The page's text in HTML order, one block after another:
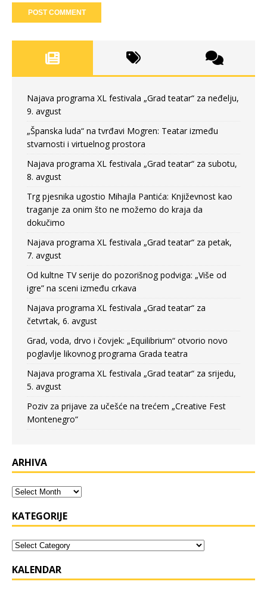
Najava programa XL festivala „Grad teatar“ za neđelju,
9. avgust
„Španska luda“ na tvrđavi Mogren: Teatar između
stvarnosti i virtuelnog prostora
Najava programa XL festivala „Grad teatar“ za subotu,
8. avgust
Trg pjesnika ugostio Mihajla Pantića: Književnost kao
traganje za onim što ne možemo do kraja da
dokučimo
Najava programa XL festivala „Grad teatar“ za petak,
7. avgust
Od kultne TV serije do pozorišnog podviga: „Više od
igre” na sceni između crkava
Najava programa XL festivala „Grad teatar“ za
četvrtak, 6. avgust
Grad, voda, drvo i čovjek: „Equilibrium“ otvorio novo
poglavlje likovnog programa Grada teatra
Najava programa XL festivala „Grad teatar“ za srijedu,
5. avgust
Poziv za prijave za učešće na trećem „Creative Fest
Montenegro“
ARHIVA
KATEGORIJE
KALENDAR